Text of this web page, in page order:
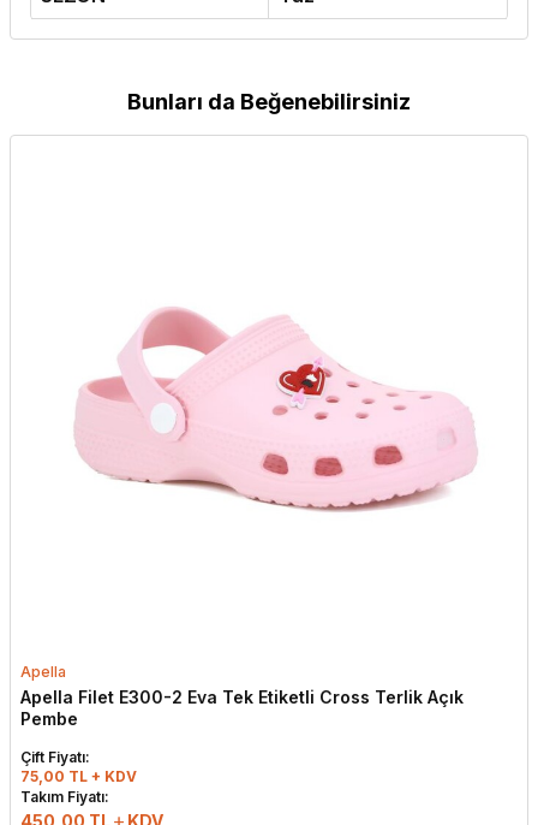
Bunları da Beğenebilirsiniz
Apella
Apella Filet E300-2 Eva Tek Etiketli Cross Terlik Açık
Pembe
Çift Fiyatı:
75,00 TL + KDV
Takım Fiyatı:
450,00 TL KDV